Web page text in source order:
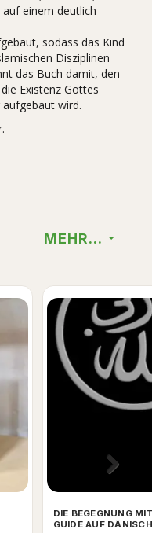
einem deutlich
sodass das Kind
Disziplinen
das Buch damit, den
Existenz Gottes
wird.
MEHR...
DIE BEGEGNUNG
GUIDE AUF DÄNISCH